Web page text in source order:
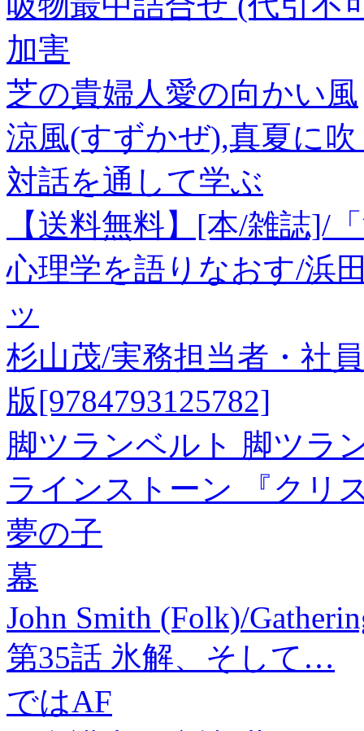
加害
芝の貴婦人愛の向かい風
涼風(すずかぜ),真夏に
対話を通して学ぶ
【送料無料】[本/雑誌]/
心理学を語りなおす/浜
ッ
杉山茂/実務担当者・社
版[9784793125782]
脚ツランベルト 脚ツラ
ラインストーン 『クリ
夢の子
幕
John Smith (Folk)/
第35話 氷解、そして…
ではAF